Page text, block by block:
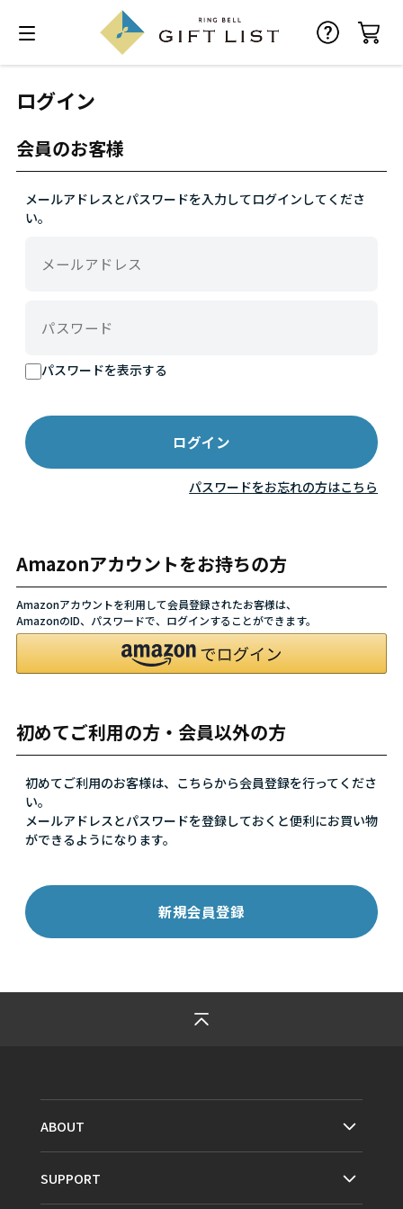
ログイン
会員のお客様
メールアドレスとパスワードを入力してログインしてくださ
い。
パスワードを表示する
パスワードをお忘れの方はこちら
Amazonアカウントをお持ちの方
Amazonアカウントを利用して会員登録されたお客様は、
AmazonのID、パスワードで、ログインすることができます。
初めてご利用の方・会員以外の方
初めてご利用のお客様は、こちらから会員登録を行ってくださ
い。
メールアドレスとパスワードを登録しておくと便利にお買い物
ができるようになります。
ABOUT
SUPPORT